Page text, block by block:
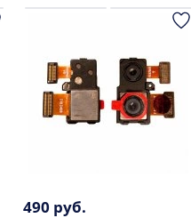
490 руб.